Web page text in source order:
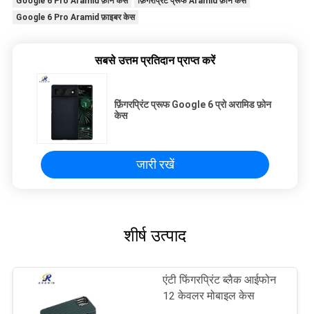
Google 6 Pro Aramid फ़ाइबर केस
सबसे उत्तम प्रतिदान प्राप्त करें
फ़िंगरप्रिंट प्रूफ Google 6 प्रो अरामिड फ़ोन
केस
जारी रखें
शीर्ष उत्पाद
एंटी फिंगरप्रिंट ब्लैक आईफोन
12 केवलर मोबाइल केस